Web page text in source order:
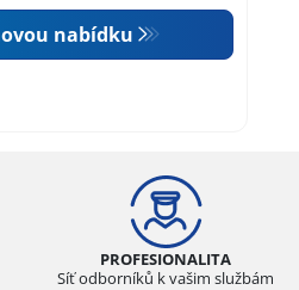
nabídku
PROFESIONALITA
Síť odborníků k vašim službám